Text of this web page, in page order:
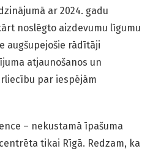
ar 2024. gadu
noslēgto aizdevumu līgumu
augšupejošie rādītāji
atjaunošanos un
par iespējām
– nekustamā īpašuma
tikai Rīgā. Redzam, ka